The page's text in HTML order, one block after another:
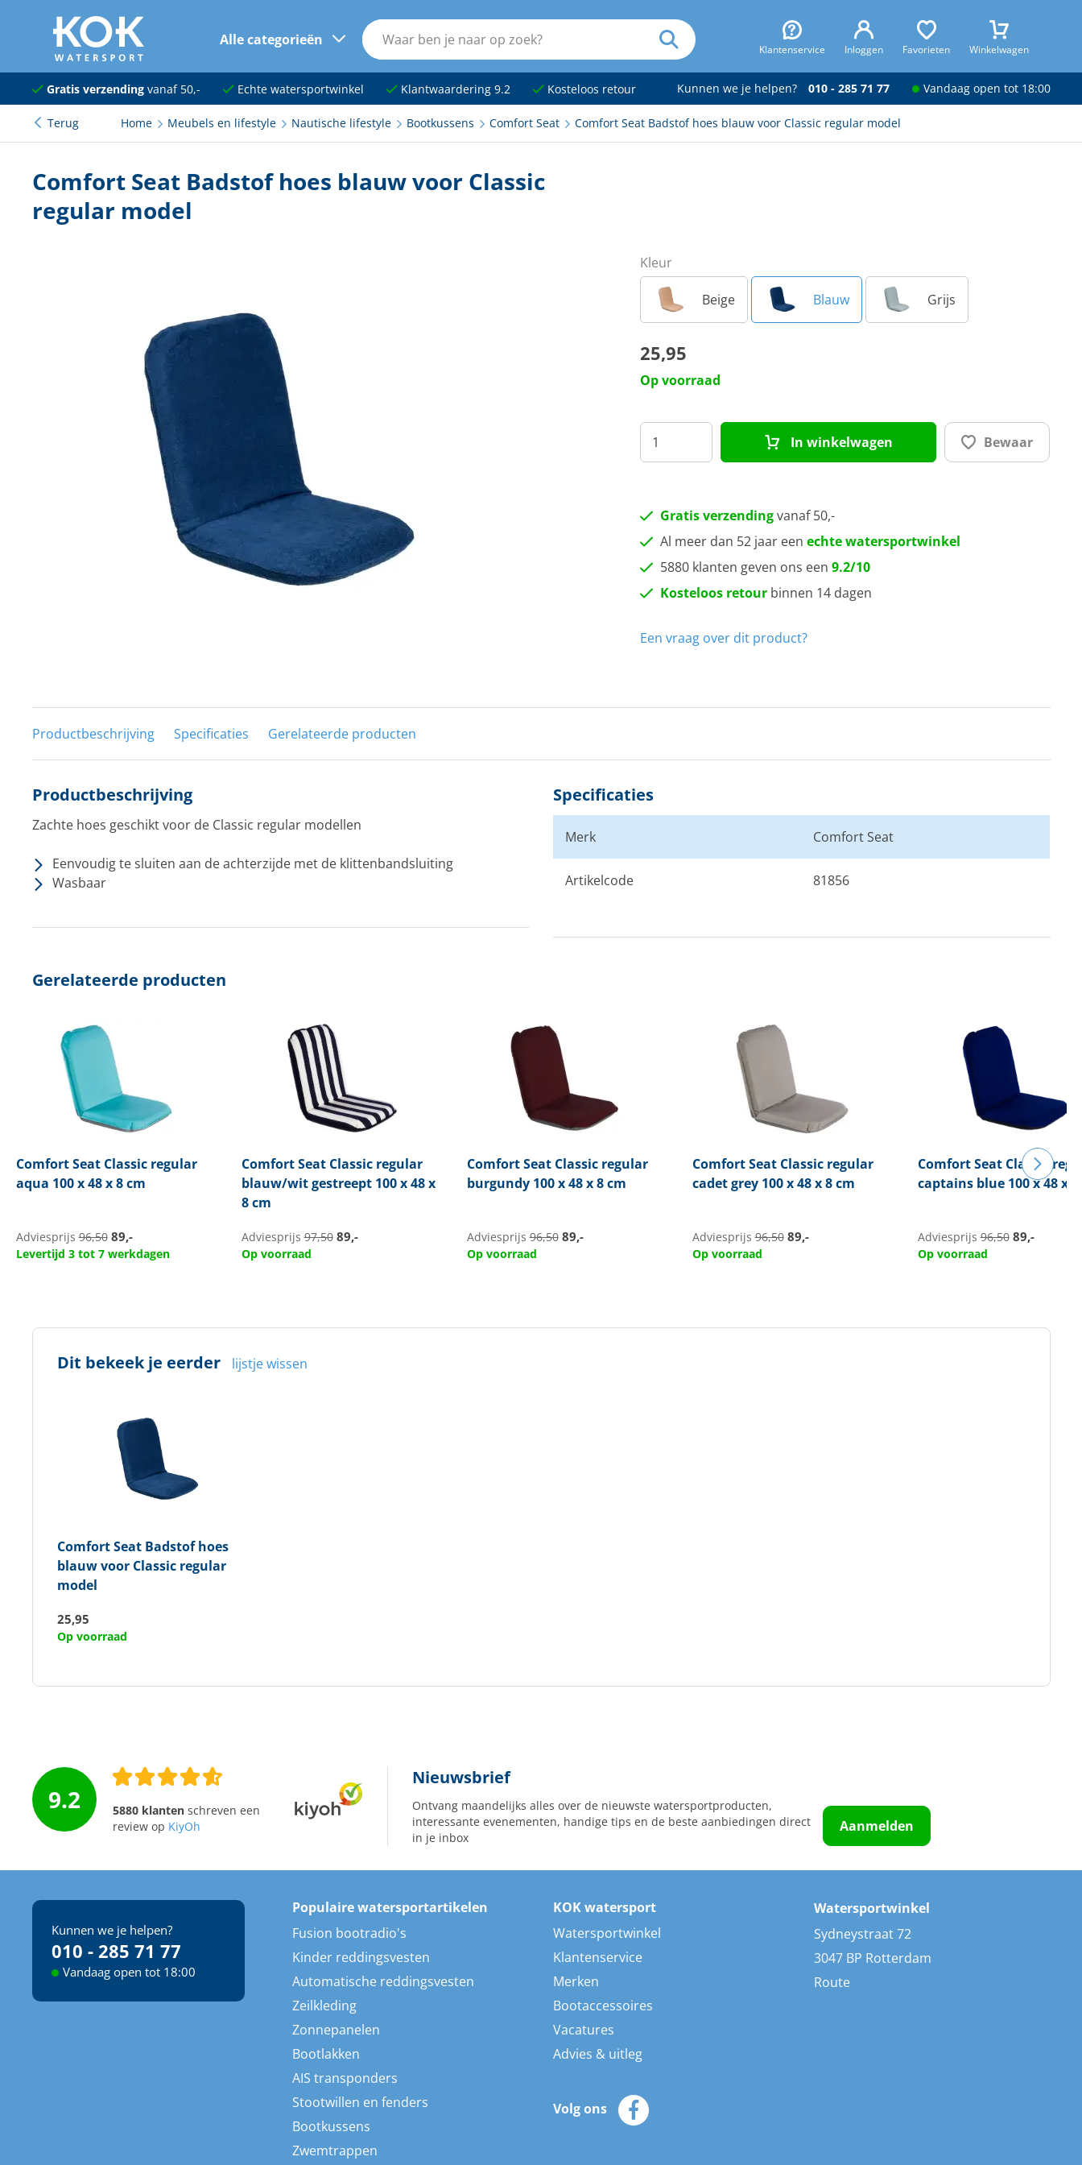
naar hoofdinhoud
Alle categorieën
Klantenservice Inloggen Favorieten Winkelwagen
Navigatie
Dekuitrusting
Onderhoud en verf
Kajuit en kombuis
Techniek en motor
Tuigage en dekbeslag
Boten, toebehoren en fun
Meubels en lifestyle
Gratis verzendingvanaf 50,- Echte watersportwinkel Klantwaardering 9.2 Kosteloos retour Kunnen we je helpen? 010 - 285 71 77 Vandaag open tot 18:00
Terug Home Meubels en lifestyle Nautische lifestyle Bootkussens Comfort Seat Comfort Seat Badstof hoes blauw voor Classic regular model
Comfort Seat Badstof hoes blauw voor Classic
regular model
Kleur
Beige Blauw Grijs
25,95
Op voorraad
In winkelwagen Bewaar
Gratis verzendingvanaf 50,-
Al meer dan 52 jaar een echte watersportwinkel
5880 klanten geven ons een 9.2/10
Kosteloos retourbinnen 14 dagen
Een vraag over dit product?
Productbeschrijving Specificaties Gerelateerde producten
Productbeschrijving
Zachte hoes geschikt voor de Classic regular modellen
Eenvoudig te sluiten aan de achterzijde met de klittenbandsluiting
Wasbaar
Specificaties
Merk Comfort Seat
Artikelcode 81856
Gerelateerde producten
Comfort SeatClassic regular
aqua 100 x 48 x 8 cm
Adviesprijs96,50 89,-
Levertijd 3 tot 7 werkdagen
Comfort SeatClassic regular
blauw/wit gestreept 100 x 48 x
8 cm
Adviesprijs97,50 89,-
Op voorraad
Comfort SeatClassic regular
burgundy 100 x 48 x 8 cm
Adviesprijs96,50 89,-
Op voorraad
Comfort SeatClassic regular
cadet grey 100 x 48 x 8 cm
Adviesprijs96,50 89,-
Op voorraad
Comfort SeatClassic
captains blue 100 x 48 x 8
Adviesprijs96,50 89,-
Op voorraad
Dit bekeek je eerder lijstje wissen
Comfort SeatBadstof hoes
blauw voor Classic regular
model
25,95
Op voorraad
9.2 5880 klantenschreven een
review op KiyOh
Nieuwsbrief
Ontvang maandelijks alles over de nieuwste watersportproducten,
interessante evenementen, handige tips en de beste aanbiedingen direct
in je inbox
Aanmelden
Kunnen we je helpen?
010 - 285 71 77
Vandaag open tot 18:00
Populaire watersportartikelen
Fusion bootradio's
Kinder reddingsvesten
Automatische reddingsvesten
Zeilkleding
Zonnepanelen
Bootlakken
AIS transponders
Stootwillen en fenders
Bootkussens
Zwemtrappen
KOK watersport
Watersportwinkel
Klantenservice
Merken
Bootaccessoires
Vacatures
Advies & uitleg
Volg ons
Watersportwinkel
Sydneystraat 72
3047 BP Rotterdam
Route